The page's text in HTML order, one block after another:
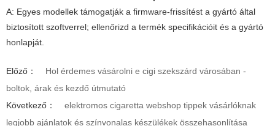
A: Egyes modellek támogatják a firmware-frissítést a gyártó által
biztosított szoftverrel; ellenőrizd a termék specifikációit és a gyártó
honlapját.
Előző：
Hol érdemes vásárolni e cigi szekszárd városában -
boltok, árak és kezdő útmutató
Következő：
elektromos cigaretta webshop tippek vásárlóknak
legjobb ajánlatok és színvonalas készülékek összehasonlítása